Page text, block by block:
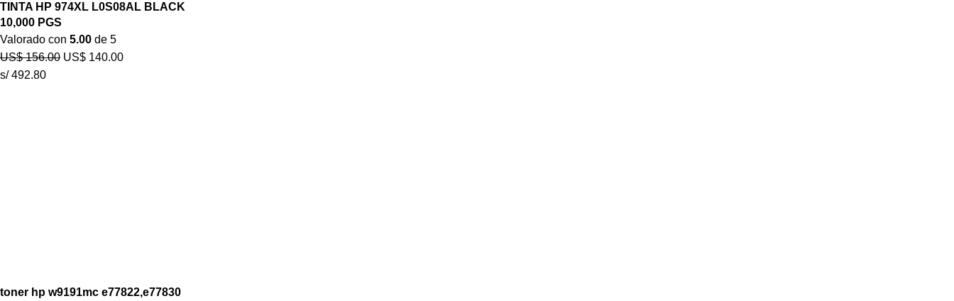
TINTA HP 974XL L0S08AL BLACK
10,000 PGS
Valorado con 5.00 de 5
US$156.00 US$ 140.00
s/ 492.80
toner hp w9191mc e77822,e77830